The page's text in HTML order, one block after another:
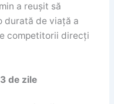
a reușit să
durată de viață a
competitorii direcți
de zile